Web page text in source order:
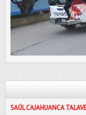
SAÚL CAJAHUANCA